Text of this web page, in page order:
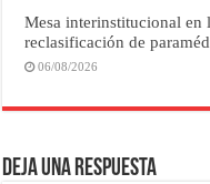
Mesa interinstitucional en
reclasificación de
06/08/2026
Deja una respuesta